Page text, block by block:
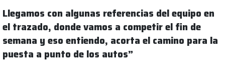
Llegamos con algunas referencias del equipo en
el trazado, donde vamos a competir el fin de
semana y eso entiendo, acorta el camino para la
puesta a punto de los autos”